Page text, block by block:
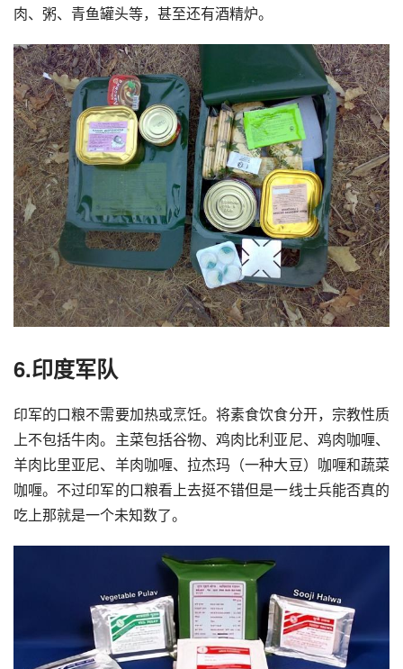
肉、粥、青鱼罐头等，甚至还有酒精炉。
6.印度军队
印军的口粮不需要加热或烹饪。将素食饮食分开，宗教性质
上不包括牛肉。主菜包括谷物、鸡肉比利亚尼、鸡肉咖喱、
羊肉比里亚尼、羊肉咖喱、拉杰玛（一种大豆）咖喱和蔬菜
咖喱。不过印军的口粮看上去挺不错但是一线士兵能否真的
吃上那就是一个未知数了。